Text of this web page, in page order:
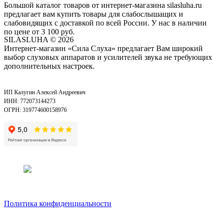
Большой каталог товаров от интернет-магазина silasluha.ru
предлагает вам купить товары для слабослышащих и
слабовидящих с доставкой по всей России. У нас в наличии
по цене от 3 100 руб.
SILASLUHA © 2026
Интернет-магазин «Сила Слуха» предлагает Вам широкий
выбор слуховых аппаратов и усилителей звука не требующих
дополнительных настроек.
ИП Калугин Алексей Андреевич
ИНН: 772073144273
ОГРН: 319774600158976
Политика конфиденциальности